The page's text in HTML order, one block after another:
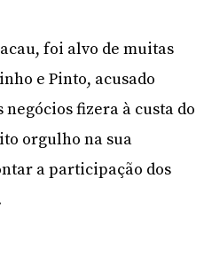
foi alvo de muitas
e Pinto, acusado
negócios fizera à custa do
orgulho na sua
a participação dos